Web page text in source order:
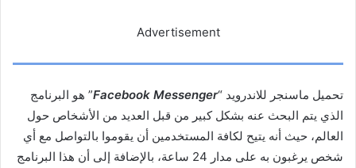
Advertisement
تحميل ماسنجر للاندرويد “Facebook Messenger” هو البرنامج
الذي يتم البحث عنه بشكل كبير من قبل العديد من الأشخاص حول
العالم، حيث أنه يتيح لكافة المستخدمين أن يقوموا بالتواصل مع أي
شخص يرغبون به على مدار 24 ساعة، بالإضافة إلى أن هذا البرنامج